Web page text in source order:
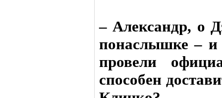
– Александр, о
понаслышке – и
провели
способен